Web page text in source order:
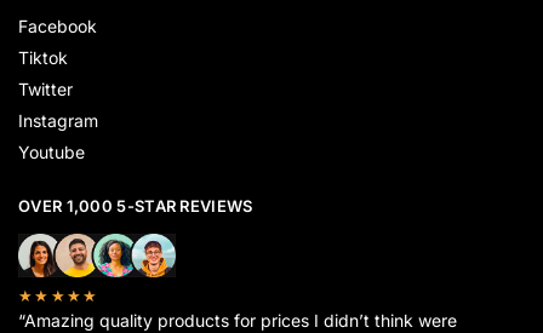
Facebook
Tiktok
Twitter
Instagram
Youtube
OVER 1,000 5-STAR REVIEWS
★★★★★
“Amazing quality products for prices I didn’t think were